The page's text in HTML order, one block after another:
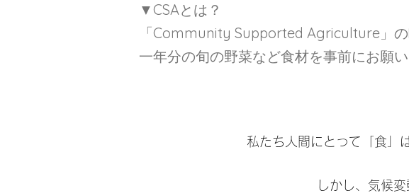
▼CSAとは？
「Community Supported Agriculture」
一年分の旬の野菜など食材を事前にお願
私たち人間にとって「食」
しかし、気候